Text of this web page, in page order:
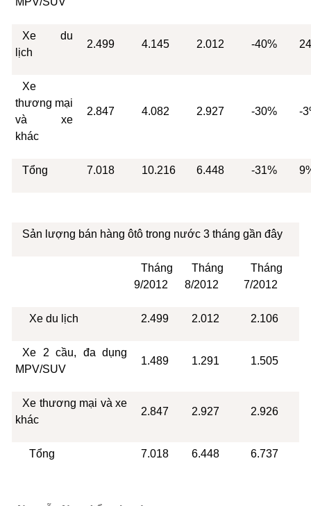
Xe du
lịch
2.499 4.145 2.012 -40%
Xe
thương mại
và xe
khác
2.847 4.082 2.927 -30% -
Tổng 7.018 10.216 6.448 -31%
Sản lượng bán hàng ôtô trong nước 3 tháng gần đây
Tháng
9/2012
Tháng
8/2012
Tháng
7/2012
Xe du lịch 2.499 2.012 2.106
Xe 2 cầu, đa dụng
MPV/SUV
1.489 1.291 1.505
Xe thương mại và xe
khác
2.847 2.927 2.926
Tổng 7.018 6.448 6.737